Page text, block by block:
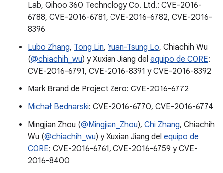
Lab, Qihoo 360 Technology Co. Ltd.: CVE-2016-
6788, CVE-2016-6781, CVE-2016-6782, CVE-2016-
8396
Lubo Zhang, Tong Lin, Yuan-Tsung Lo, Chiachih Wu
(@chiachih_wu) y Xuxian Jiang del equipo de C0RE:
CVE-2016-6791, CVE-2016-8391 y CVE-2016-8392
Mark Brand de Project Zero: CVE-2016-6772
Michał Bednarski: CVE-2016-6770, CVE-2016-6774
Mingjian Zhou (@Mingjian_Zhou), Chi Zhang, Chiachih
Wu (@chiachih_wu) y Xuxian Jiang del equipo de
C0RE: CVE-2016-6761, CVE-2016-6759 y CVE-
2016-8400